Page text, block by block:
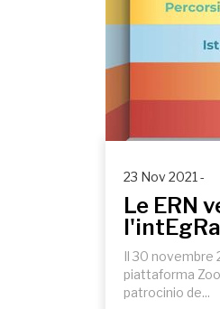
23 Nov 2021 -
Le ERN
Il 30 novembre
piattaforma
patrocinio de...